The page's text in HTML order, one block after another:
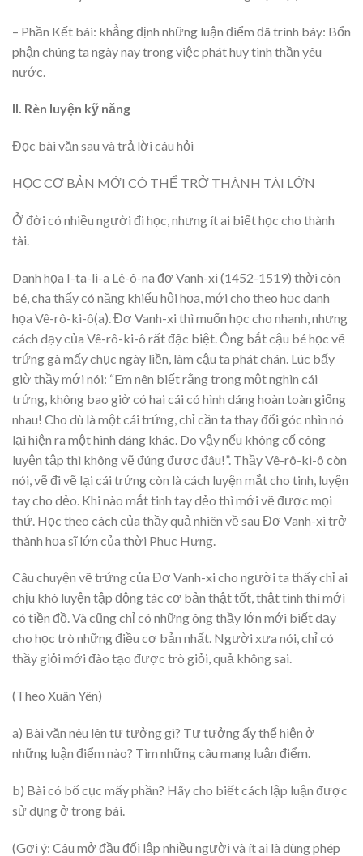
– Phần Kết bài: khẳng định những luận điểm đã trình bày: Bổn
phận chúng ta ngày nay trong việc phát huy tinh thần yêu
nước.
II. Rèn luyện kỹ năng
Đọc bài văn sau và trả lời câu hỏi
HỌC CƠ BẢN MỚI CÓ THỂ TRỞ THÀNH TÀI LỚN
Ở đời có nhiều người đi học, nhưng ít ai biết học cho thành
tài.
Danh họa I-ta-li-a Lê-ô-na đơ Vanh-xi (1452-1519) thời còn
bé, cha thấy có năng khiếu hội họa, mới cho theo học danh
họa Vê-rô-ki-ô(a). Đơ Vanh-xi thì muốn học cho nhanh, nhưng
cách dạy của Vê-rô-ki-ô rất đặc biệt. Ông bắt cậu bé học vẽ
trứng gà mấy chục ngày liền, làm cậu ta phát chán. Lúc bấy
giờ thầy mới nói: “Em nên biết rằng trong một nghìn cái
trứng, không bao giờ có hai cái có hình dáng hoàn toàn giống
nhau! Cho dù là một cái trứng, chỉ cần ta thay đổi góc nhìn nó
lại hiện ra một hình dáng khác. Do vậy nếu không cố công
luyện tập thì không vẽ đúng được đâu!”. Thầy Vê-rô-ki-ô còn
nói, vẽ đi vẽ lại cái trứng còn là cách luyện mắt cho tinh, luyện
tay cho dẻo. Khi nào mắt tinh tay dẻo thì mới vẽ được mọi
thứ. Học theo cách của thầy quả nhiên về sau Đơ Vanh-xi trở
thành họa sĩ lớn của thời Phục Hưng.
Câu chuyện vẽ trứng của Đơ Vanh-xi cho người ta thấy chỉ ai
chịu khó luyện tập động tác cơ bản thật tốt, thật tinh thì mới
có tiền đồ. Và cũng chỉ có những ông thầy lớn mới biết dạy
cho học trò những điều cơ bản nhất. Người xưa nói, chỉ có
thầy giỏi mới đào tạo được trò giỏi, quả không sai.
(Theo Xuân Yên)
a) Bài văn nêu lên tư tưởng gì? Tư tưởng ấy thể hiện ở
những luận điểm nào? Tìm những câu mang luận điểm.
b) Bài có bố cục mấy phần? Hãy cho biết cách lập luận được
sử dụng ở trong bài.
(Gợi ý: Câu mở đầu đối lập nhiều người và ít ai là dùng phép